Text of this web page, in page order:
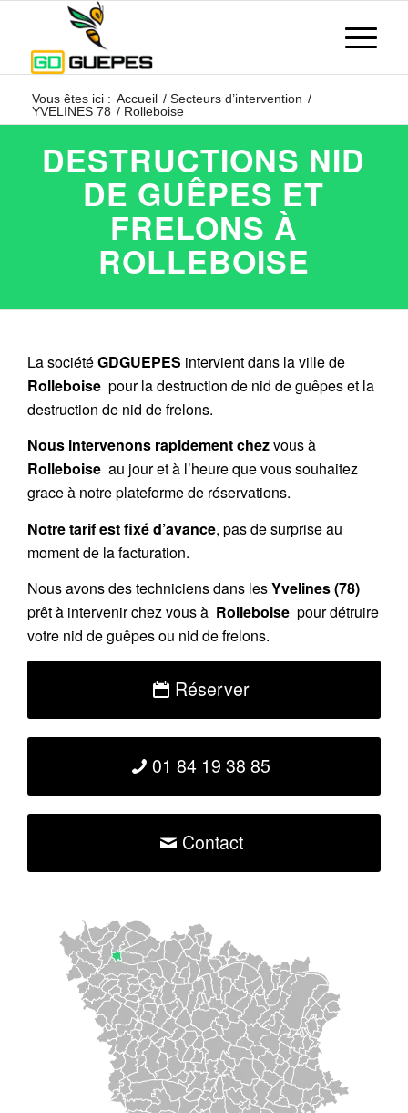
Vous êtes ici : Accueil / Secteurs d’intervention /
YVELINES 78 / Rolleboise
DESTRUCTIONS NID
DE GUÊPES ET
FRELONS À
ROLLEBOISE
La sociétéGDGUEPES intervient dans la ville de
Rolleboise pour la destruction de nid de guêpes et la
destruction de nid de frelons.
Nous intervenons rapidement chezvous à
Rolleboise au jour et à l’heure que vous souhaitez
grace à notre plateforme de réservations.
Notre tarif est fixé d’avance, pas de surprise au
moment de la facturation.
Nous avons des techniciens dans lesYvelines (78)
prêt à intervenir chez vous à Rolleboise pour détruire
votre nid de guêpes ou nid de frelons.
Réserver
01 84 19 38 85
Contact